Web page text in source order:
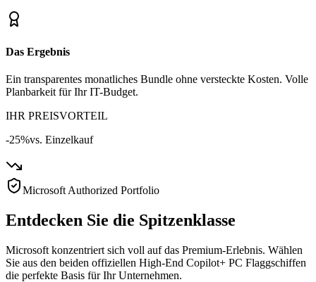
Das Ergebnis
Ein transparentes monatliches Bundle ohne versteckte Kosten. Volle
Planbarkeit für Ihr IT-Budget.
IHR PREISVORTEIL
-25%vs. Einzelkauf
Microsoft Authorized Portfolio
Entdecken Sie die Spitzenklasse
Microsoft konzentriert sich voll auf das Premium-Erlebnis. Wählen
Sie aus den beiden offiziellen High-End Copilot+ PC Flaggschiffen
die perfekte Basis für Ihr Unternehmen.